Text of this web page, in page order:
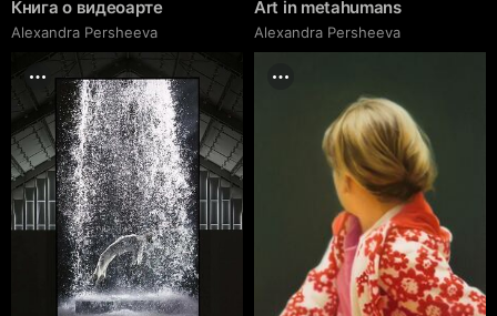
Книга о видеоарте
Alexandra Persheeva
Art in metahumans
Alexandra Persheeva